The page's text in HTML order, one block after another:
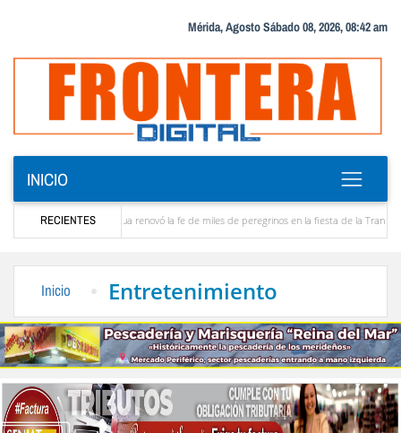
Mérida, Agosto Sábado 08, 2026, 08:42 am
INICIO
RECIENTES
Cristo de Aricagua renovó la fe de miles de peregrinos en la fiesta de la
Inicio Entretenimiento